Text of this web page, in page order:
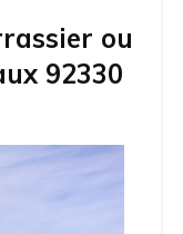
ou
92330